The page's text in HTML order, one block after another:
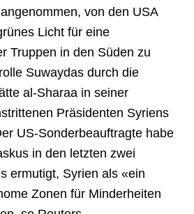
von den USA
Licht für eine
Truppen in den Süden zu
Suwaydas durch die
al-Sharaa in seiner
Präsidenten Syriens
US-Sonderbeauftragte habe
in den letzten zwei
ermutigt, Syrien als «ein
Zonen für Minderheiten